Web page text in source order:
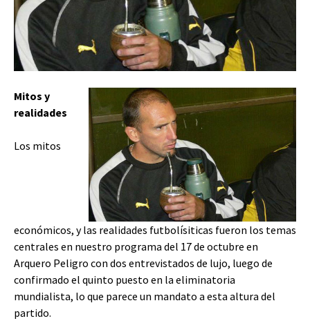
Mitos y
realidades
Los mitos
económicos, y las realidades futbolísiticas fueron los temas
centrales en nuestro programa del 17 de octubre en
Arquero Peligro con dos entrevistados de lujo, luego de
confirmado el quinto puesto en la eliminatoria
mundialista, lo que parece un mandato a esta altura del
partido.